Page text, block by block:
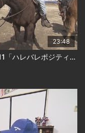
23:48
ハレバレティモンディ 6月12日放送 ＃11「ハレバレポジティブツアーin札幌(後)」